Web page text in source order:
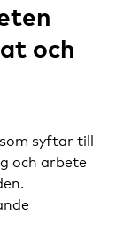
och
syftar till
och arbete